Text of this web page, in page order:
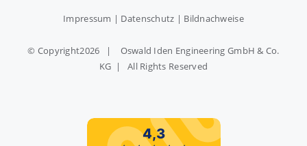
Impressum | Datenschutz | Bildnachweise
© Copyright2026 | Oswald Iden Engineering GmbH & Co.
KG | All Rights Reserved